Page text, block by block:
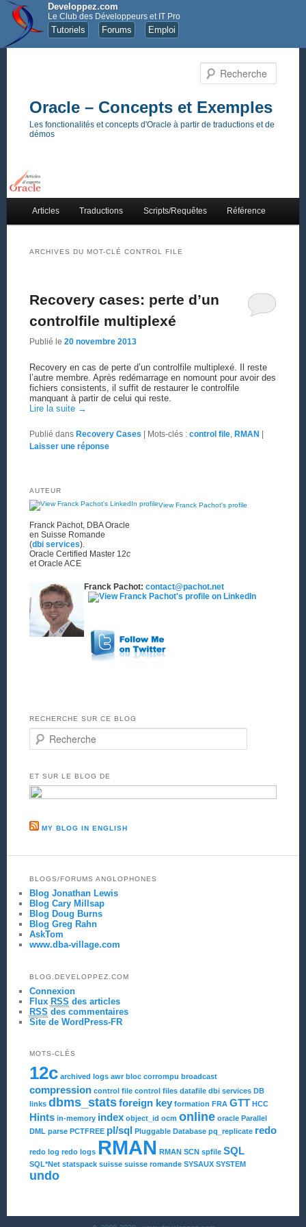
Developpez.com
Le Club des Développeurs et IT Pro
Tutoriels Forums Emploi
Oracle – Concepts et Exemples
Les fonctionalités et concepts d'Oracle à partir de traductions et de
démos
Aller au contenu principal
Aller au contenu secondaire
Articles Traductions Scripts/Requêtes Référence
ARCHIVES DU MOT-CLÉ CONTROL FILE
Recovery cases: perte d’un
controlfile multiplexé
Publié le 20 novembre 2013
Recovery en cas de perte d’un controlfile multiplexé. Il reste
l’autre membre. Après redémarrage en nomount pour avoir des
fichiers consistents, il suffit de restaurer le controlfile
manquant à partir de celui qui reste.
Lire la suite →
Publié dans Recovery Cases Mots-clés : control file, RMAN
Laisser une réponse
AUTEUR
View Franck Pachot's profile
Franck Pachot, DBA Oracle
en Suisse Romande
(dbi services).
Oracle Certified Master 12c
et Oracle ACE
Franck Pachot: contact@pachot.net
RECHERCHE SUR CE BLOG
Recherche
ET SUR LE BLOG DE
MY BLOG IN ENGLISH
BLOGS/FORUMS ANGLOPHONES
Blog Jonathan Lewis
Blog Cary Millsap
Blog Doug Burns
Blog Greg Rahn
AskTom
www.dba-village.com
BLOG.DEVELOPPEZ.COM
Connexion
Flux RSS des articles
RSS des commentaires
Site de WordPress-FR
MOTS-CLÉS
12c archived logs awr bloc corrompu broadcast
compression control file control files datafile dbi services DB
links dbms_stats foreign key formation FRA GTT HCC
Hints in-memory index object_id ocm online oracle Parallel
DML parse PCTFREE pl/sql Pluggable Database pq_replicate redo
redo log redo logs RMAN RMAN SCN spfile SQL
SQL*Net statspack suisse suisse romande SYSAUX SYSTEM
undo